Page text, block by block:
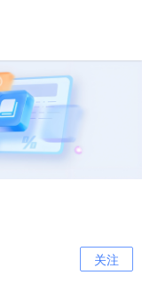
关注